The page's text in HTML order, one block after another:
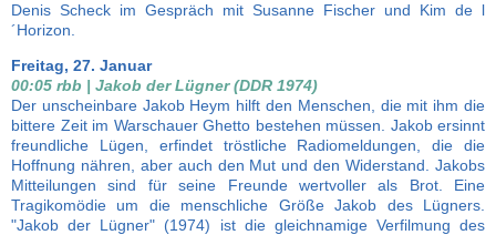
Denis Scheck im Gespräch mit Susanne Fischer und Kim de l
´Horizon.
Freitag, 27. Januar
00:05 rbb | Jakob der Lügner (DDR 1974)
Der unscheinbare Jakob Heym hilft den Menschen, die mit ihm die
bittere Zeit im Warschauer Ghetto bestehen müssen. Jakob ersinnt
freundliche Lügen, erfindet tröstliche Radiomeldungen, die die
Hoffnung nähren, aber auch den Mut und den Widerstand. Jakobs
Mitteilungen sind für seine Freunde wertvoller als Brot. Eine
Tragikomödie um die menschliche Größe Jakob des Lügners.
"Jakob der Lügner" (1974) ist die gleichnamige Verfilmung des